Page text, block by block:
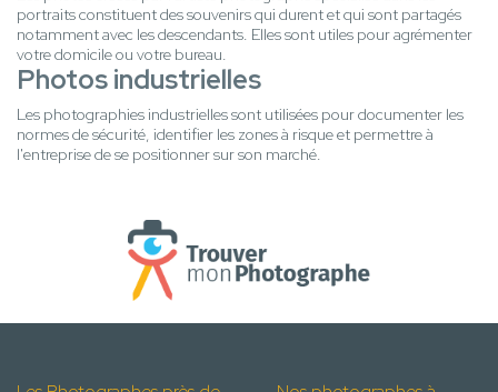
portraits constituent des souvenirs qui durent et qui sont partagés
notamment avec les descendants. Elles sont utiles pour agrémenter
votre domicile ou votre bureau.
Photos industrielles
Les photographies industrielles sont utilisées pour documenter les
normes de sécurité, identifier les zones à risque et permettre à
l'entreprise de se positionner sur son marché.